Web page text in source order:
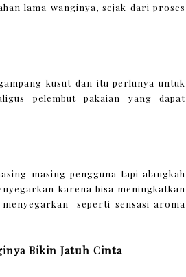
lama wanginya, sejak dari proses
kusut dan itu perlunya untuk
pelembut pakaian yang dapat
masing pengguna tapi alangkah
karena bisa meningkatkan
seperti sensasi aroma
Bikin Jatuh Cinta